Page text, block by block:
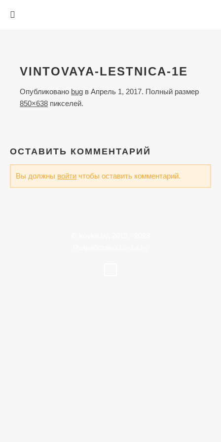
VINTOVAYA-LESTNICA-1E
Опубликовано bug в Апрель 1, 2017. Полный размер
850×638 пикселей.
ОСТАВИТЬ КОММЕНТАРИЙ
Вы должны войти чтобы оставить комментарий.